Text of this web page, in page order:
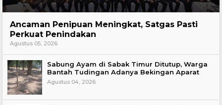
Ancaman Penipuan Meningkat, Satgas Pasti
Perkuat Penindakan
Agustus 05, 2026
Sabung Ayam di Sabak Timur Ditutup, Warga
Bantah Tudingan Adanya Bekingan Aparat
Agustus 04, 2026